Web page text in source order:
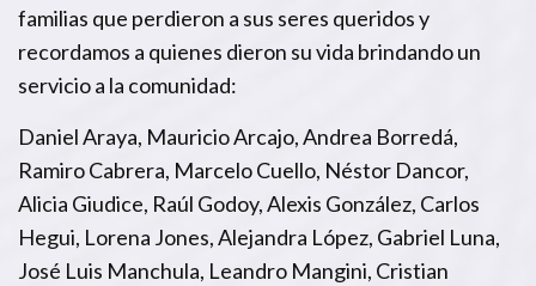
familias que perdieron a sus seres queridos y
recordamos a quienes dieron su vida brindando un
servicio a la comunidad:
Daniel Araya, Mauricio Arcajo, Andrea Borredá,
Ramiro Cabrera, Marcelo Cuello, Néstor Dancor,
Alicia Giudice, Raúl Godoy, Alexis González, Carlos
Hegui, Lorena Jones, Alejandra López, Gabriel Luna,
José Luis Manchula, Leandro Mangini, Cristian